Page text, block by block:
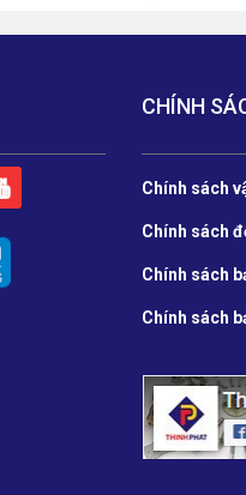
CHÍNH
Chính sách
Chính sách
Chính sách
Chính sách